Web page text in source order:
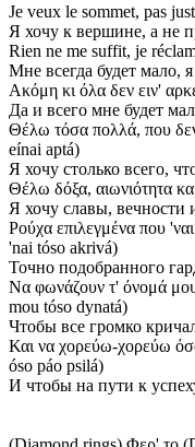
Je veux le sommet, pas
Я хочу к вершине, а не
Rien ne me suffit, je
Мне всегда будет мало,
Ακόμη κι όλα δεν ειν'
Да и всего мне будет
Θέλω τόσα πολλά, που
eínai aptá)
Я хочу столько всего,
Θέλω δόξα, αιωνιότητα
Я хочу славы, вечности
Ρούχα επιλεγμένα που
'nai tóso akrivá)
Точно подобранного
Να φωνάζουν τ' όνομά
mou tóso dynatá)
Чтобы все громко
Και να χορεύω-χορεύω
óso páo psilá)
И чтобы на пути к